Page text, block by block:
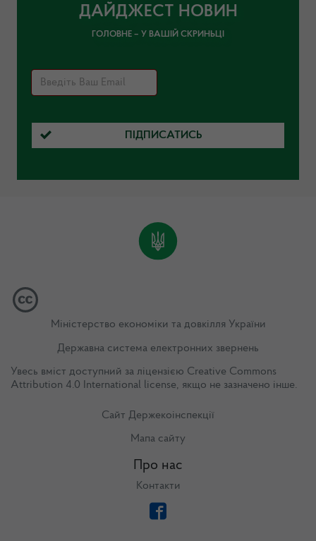
ДАЙДЖЕСТ НОВИН
ГОЛОВНЕ – У ВАШІЙ СКРИНЬЦІ
ПІДПИСАТИСЬ
Міністерство економіки та довкілля України
Державна система електронних звернень
Увесь вміст доступний за ліцензією Creative Commons
Attribution 4.0 International license, якщо не зазначено інше.
Сайт Держекоінспекції
Мапа сайту
Про нас
Контакти